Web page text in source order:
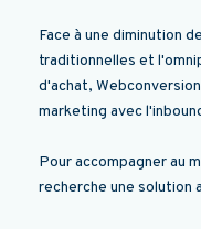
Face à une diminution
traditionnelles et
d'achat,
marketing avec
Pour accompagner au
recherche une solution